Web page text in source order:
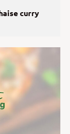
curry